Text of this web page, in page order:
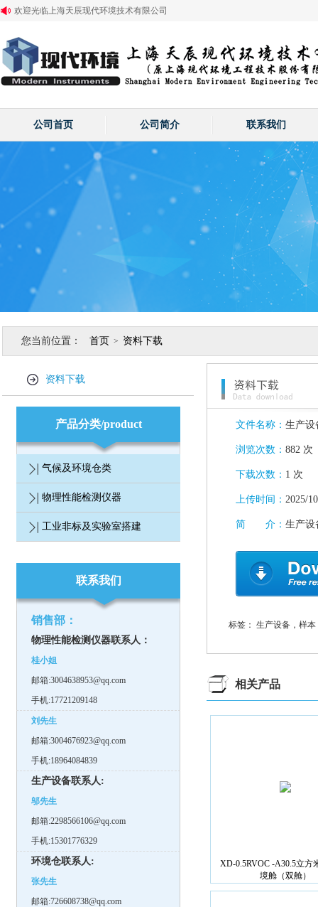
欢迎光临上海天辰现代环境技术有限公司
公司首页 公司简介 联系我们
您当前位置： 首页 > 资料下载
资料下载
产品分类/product
气候及环境仓类
物理性能检测仪器
工业非标及实验室搭建
联系我们
销售部：
物理性能检测仪器联系人：
桂小姐
邮箱:3004638953@qq.com
手机:17721209148
刘先生
邮箱:3004676923@qq.com
手机:18964084839
生产设备联系人:
邬先生
邮箱:2298566106@qq.com
手机:15301776329
环境仓联系人:
张先生
邮箱:726608738@qq.com
文件名称： 生产设
浏览次数： 882 次
下载次数： 1 次
上传时间： 2025/
简 介： 生产设
标签： 生产设备，样
相关产品
XD-0.5RVOC -A30.5立方
境舱（双舱）